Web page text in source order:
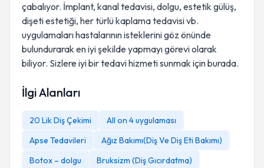
çabalıyor. İmplant, kanal tedavisi, dolgu, estetik gülüş,
dişeti estetiği, her türlü kaplama tedavisi vb.
uygulamaları hastalarının isteklerini göz önünde
bulundurarak en iyi şekilde yapmayı görevi olarak
biliyor. Sizlere iyi bir tedavi hizmeti sunmak için burada.
İlgi Alanları
20 Lik Diş Çekimi
All on 4 uygulaması
Apse Tedavileri
Ağız Bakımı(Diş Ve Diş Eti Bakımı)
Botox – dolgu
Bruksizm (Diş Gıcırdatma)